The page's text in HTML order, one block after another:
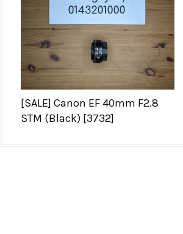
[SALE] Canon EF 40mm F2.8
STM (Black) [3732]